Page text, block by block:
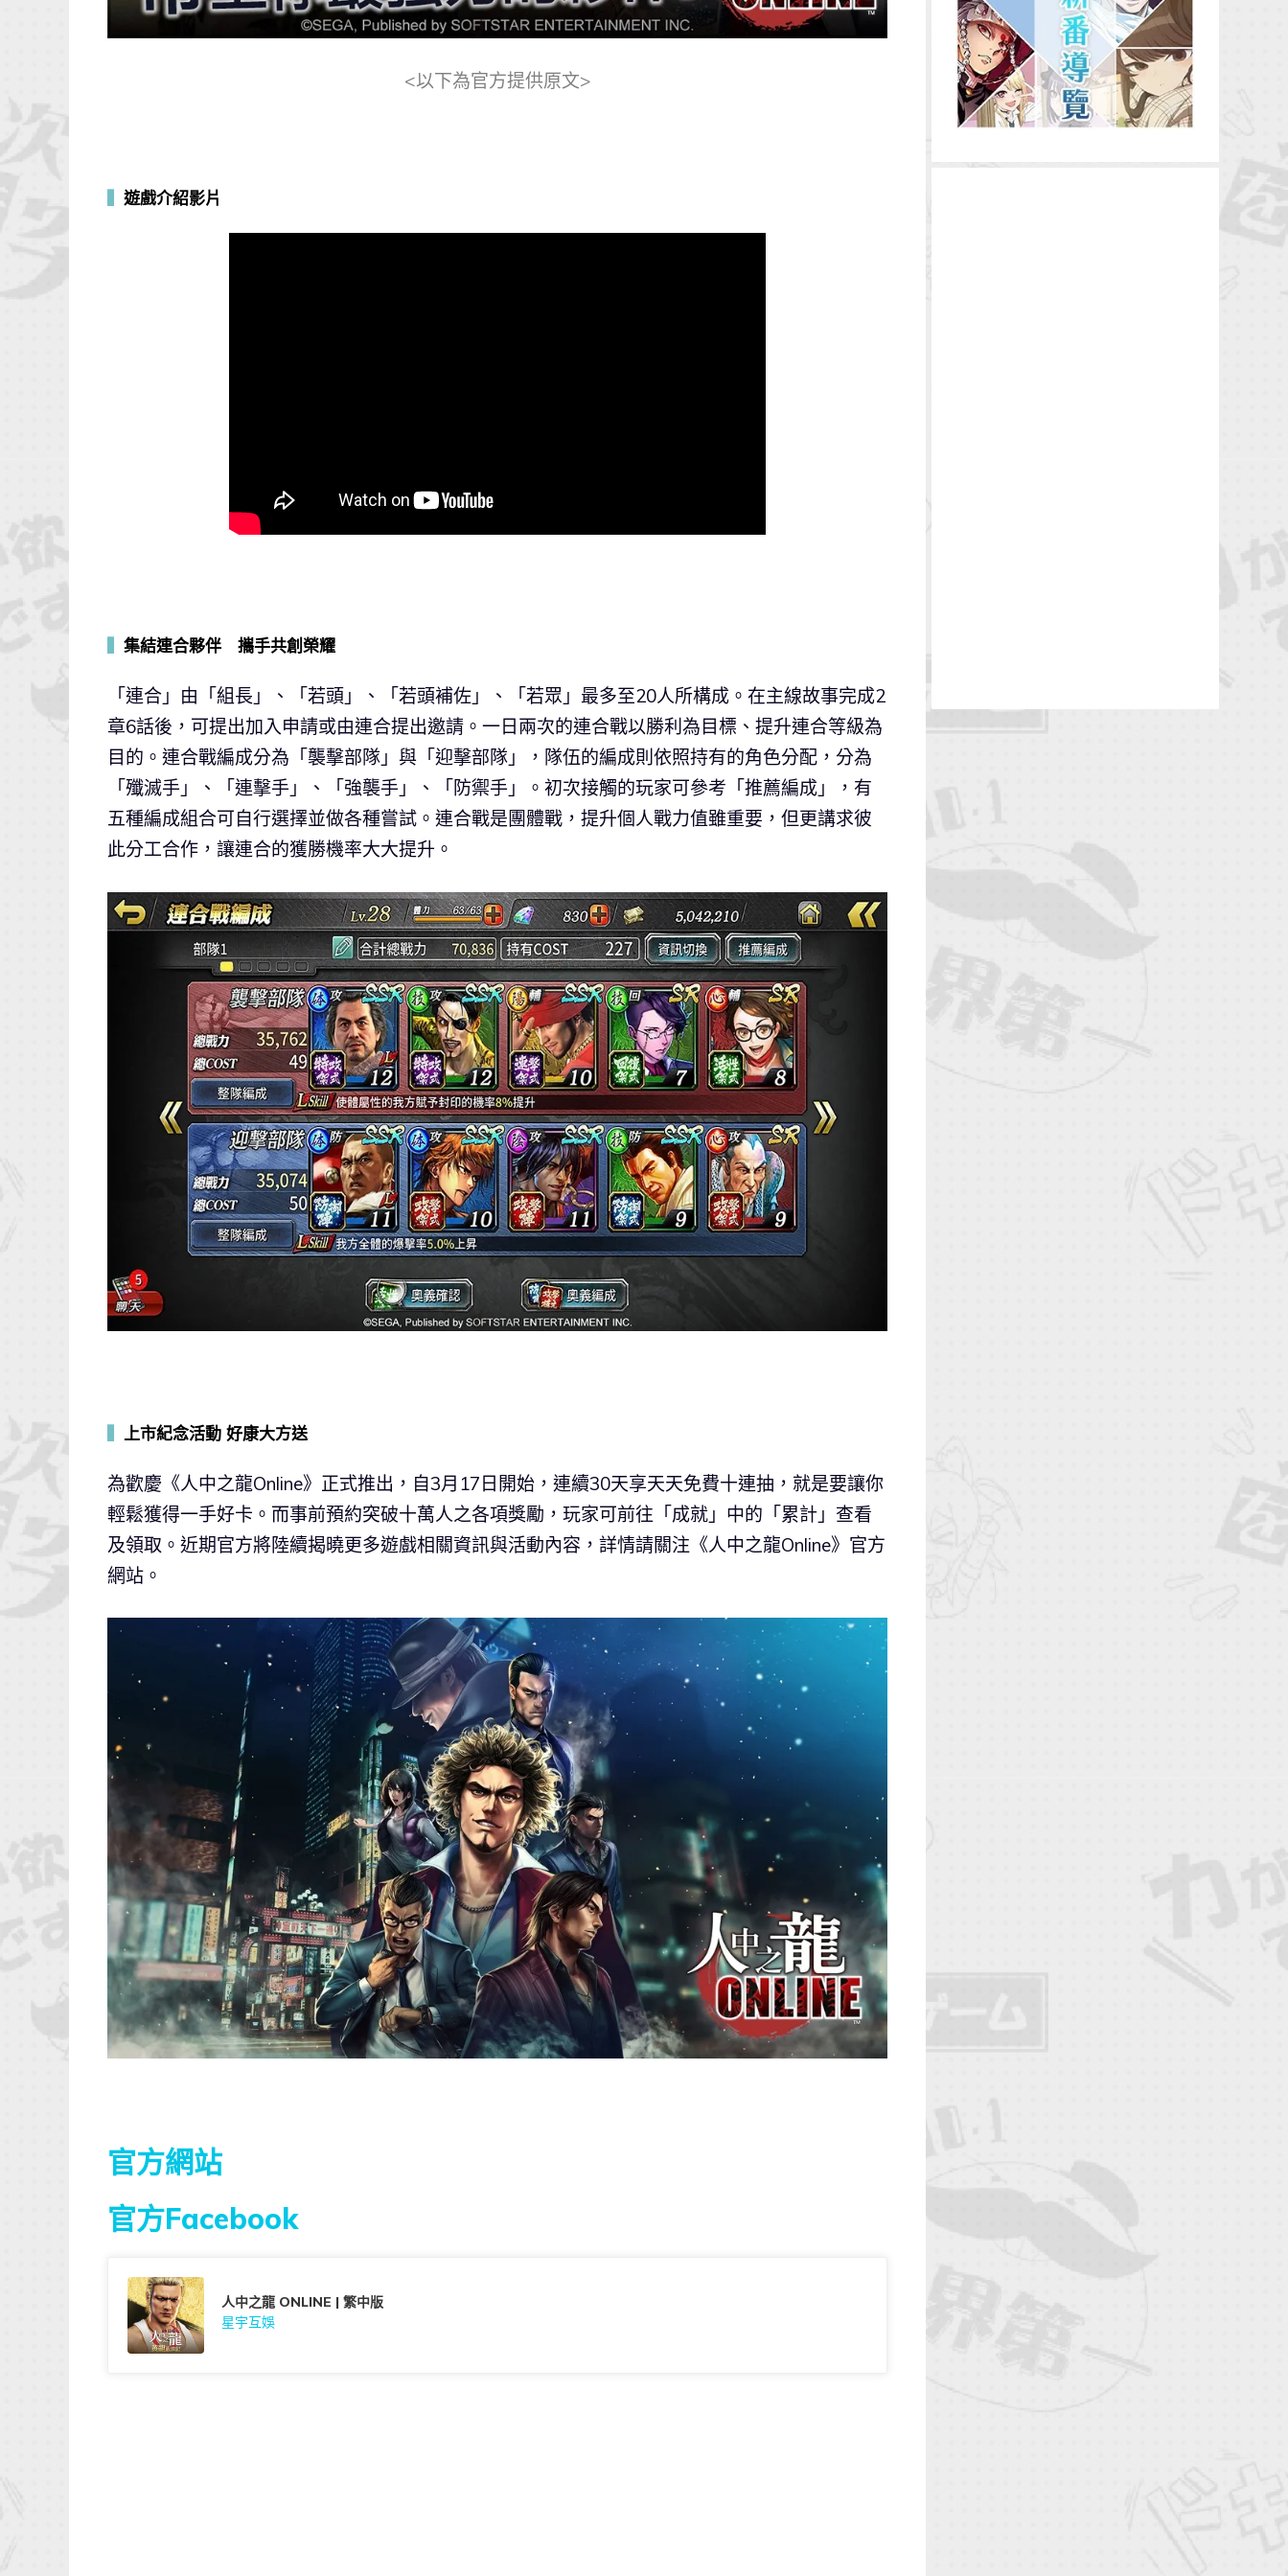
<以下為官方提供原文>
遊戲介紹影片
集結連合夥伴 攜手共創榮耀
「連合」由「組長」、「若頭」、「若頭補佐」、「若眾」最多至20人所構成。在主線故事完成2
章6話後，可提出加入申請或由連合提出邀請。一日兩次的連合戰以勝利為目標、提升連合等級為
目的。連合戰編成分為「襲擊部隊」與「迎擊部隊」，隊伍的編成則依照持有的角色分配，分為
「殲滅手」、「連擊手」、「強襲手」、「防禦手」。初次接觸的玩家可參考「推薦編成」，有
五種編成組合可自行選擇並做各種嘗試。連合戰是團體戰，提升個人戰力值雖重要，但更講求彼
此分工合作，讓連合的獲勝機率大大提升。
上市紀念活動 好康大方送
為歡慶《人中之龍Online》正式推出，自3月17日開始，連續30天享天天免費十連抽，就是要讓你
輕鬆獲得一手好卡。而事前預約突破十萬人之各項獎勵，玩家可前往「成就」中的「累計」查看
及領取。近期官方將陸續揭曉更多遊戲相關資訊與活動內容，詳情請關注《人中之龍Online》官方
網站。
官方網站
官方Facebook
人中之龍 ONLINE | 繁中版
星宇互娛